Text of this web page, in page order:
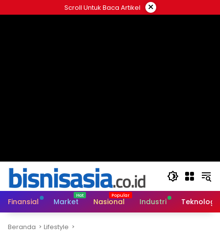
ke
Scroll Untuk Baca Artikel ×
Finansial Market Nasional Industri Teknologi
Beranda Lifestyle